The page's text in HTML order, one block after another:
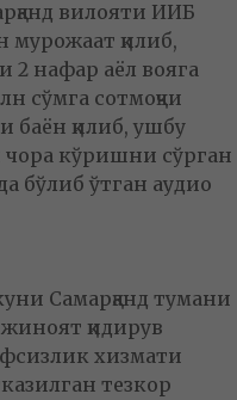
вилояти ИИБ
қилиб,
2 нафар аёл вояга
сўмга сотмоқчи
баён қилиб, ушбу
чора кўришни сўрган
бўлиб ўтган аудио
Самарқанд тумани
қидирув
хизмати
тезкор